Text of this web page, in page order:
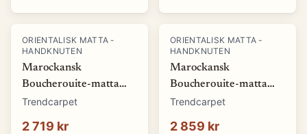
ORIENTALISK MATTA -
HANDKNUTEN
Marockansk
Boucherouite-matta
135 x 205 cm (Storlek:
Trendcarpet
2 719 kr
ORIENTALISK MATTA -
HANDKNUTEN
Marockansk
Boucherouite-matta
130 x 225 cm (Storlek:
Trendcarpet
2 859 kr